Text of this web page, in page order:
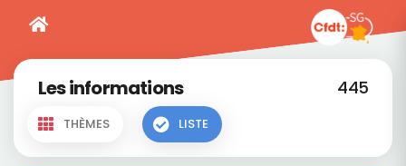
Les informations 445
THÈMES LISTE